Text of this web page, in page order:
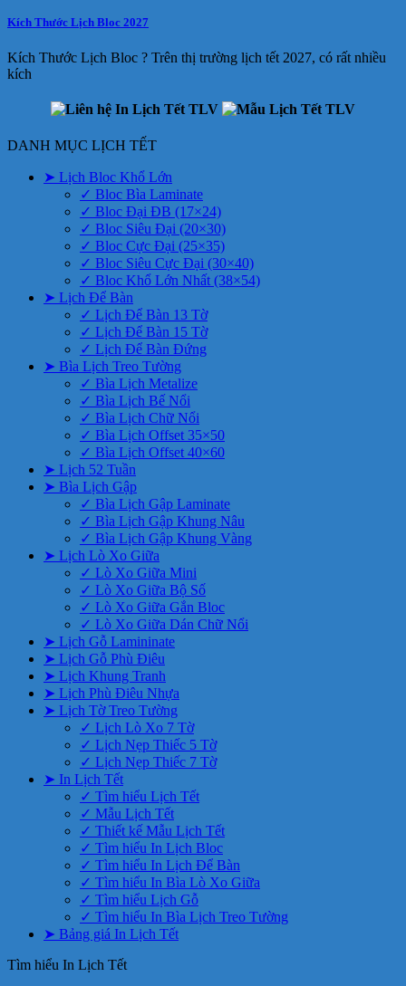
Kích Thước Lịch Bloc 2027
Kích Thước Lịch Bloc ? Trên thị trường lịch tết 2027, có rất nhiều
kích
DANH MỤC LỊCH TẾT
➤ Lịch Bloc Khổ Lớn
✓ Bloc Bìa Laminate
✓ Bloc Đại ĐB (17×24)
✓ Bloc Siêu Đại (20×30)
✓ Bloc Cực Đại (25×35)
✓ Bloc Siêu Cực Đại (30×40)
✓ Bloc Khổ Lớn Nhất (38×54)
➤ Lịch Để Bàn
✓ Lịch Để Bàn 13 Tờ
✓ Lịch Để Bàn 15 Tờ
✓ Lịch Để Bàn Đứng
➤ Bìa Lịch Treo Tường
✓ Bìa Lịch Metalize
✓ Bìa Lịch Bế Nổi
✓ Bìa Lịch Chữ Nổi
✓ Bìa Lịch Offset 35×50
✓ Bìa Lịch Offset 40×60
➤ Lịch 52 Tuần
➤ Bìa Lịch Gập
✓ Bìa Lịch Gập Laminate
✓ Bìa Lịch Gập Khung Nâu
✓ Bìa Lịch Gập Khung Vàng
➤ Lịch Lò Xo Giữa
✓ Lò Xo Giữa Mini
✓ Lò Xo Giữa Bộ Số
✓ Lò Xo Giữa Gắn Bloc
✓ Lò Xo Giữa Dán Chữ Nổi
➤ Lịch Gỗ Lamininate
➤ Lịch Gỗ Phù Điêu
➤ Lịch Khung Tranh
➤ Lịch Phù Điêu Nhựa
➤ Lịch Tờ Treo Tường
✓ Lịch Lò Xo 7 Tờ
✓ Lịch Nẹp Thiếc 5 Tờ
✓ Lịch Nẹp Thiếc 7 Tờ
➤ In Lịch Tết
✓ Tìm hiểu Lịch Tết
✓ Mẫu Lịch Tết
✓ Thiết kế Mẫu Lịch Tết
✓ Tìm hiểu In Lịch Bloc
✓ Tìm hiểu In Lịch Để Bàn
✓ Tìm hiểu In Bìa Lò Xo Giữa
✓ Tìm hiểu Lịch Gỗ
✓ Tìm hiểu In Bìa Lịch Treo Tường
➤ Bảng giá In Lịch Tết
Tìm hiểu In Lịch Tết